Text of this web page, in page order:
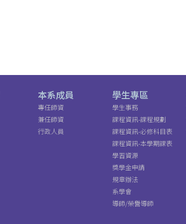
本系成員
專任師資
兼任師資
行政人員
學生專區
學生事務
課程資訊-課程規劃
課程資訊-必修科目表
課程資訊-本學期課表
學習資源
獎學金申請
規章辦法
系學會
導師/榮譽導師